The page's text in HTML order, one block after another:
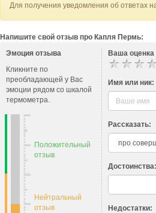
Для получения уведомления об ответах
Напишите свой отзыв про Капля Пермь:
Эмоция отзыва
Кликните по
преобладающей у Вас
эмоции рядом со шкалой
термометра.
Положительный
отзыв
Нейтральный
отзыв
Ваша оценка
Имя или ник:
Рассказать:
Достоинства:
Недостатки: